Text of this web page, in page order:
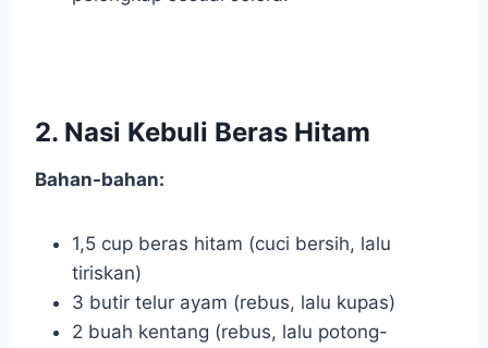
2. Nasi Kebuli Beras Hitam
Bahan-bahan:
1,5 cup beras hitam (cuci bersih, lalu
tiriskan)
3 butir telur ayam (rebus, lalu kupas)
2 buah kentang (rebus, lalu potong-